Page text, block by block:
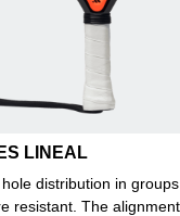
LINEAL
distribution in
resistant. The